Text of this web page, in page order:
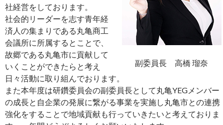
副委員長 高橋 瑠奈
社経営をしております。
社会的リーダーを志す青年経
済人の集まりである丸亀商工
会議所に所属するとことで、
故郷である丸亀市に貢献して
いくことができたらと考え
日々活動に取り組んでおります。
また本年度は研鑽委員会の副委員長として丸亀YEGメンバー
の成長と自企業の発展に繋がる事業を実施し丸亀市との連携
強化をすることで地域貢献も行っていきたいと考えておりま